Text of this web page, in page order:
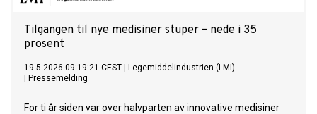
Tilgangen til nye medisiner stuper – nede i 35
prosent
19.5.2026 09:19:21 CEST
Legemiddelindustrien (LMI)
Pressemelding
For ti år siden var over halvparten av innovative medisiner